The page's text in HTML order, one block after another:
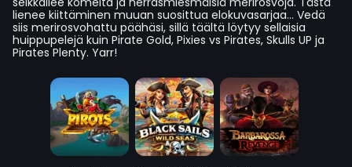
lienee kiittäminen muuan suosittua elokuvasarjaa... Vedä
siis merirosvohattu päähäsi, sillä täältä löytyy sellaisia
huippupelejä kuin Pirate Gold, Pixies vs Pirates, Skulls UP ja
Pirates Plenty. Yarr!